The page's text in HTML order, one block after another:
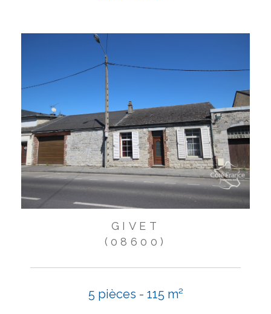
GIVET
(08600)
5 pièces - 115 m²